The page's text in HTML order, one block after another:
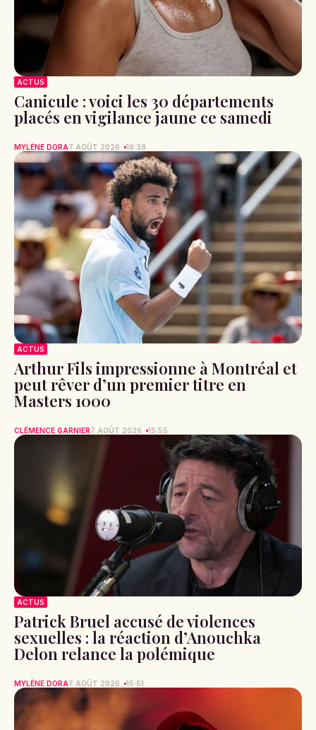
ACTUS
Canicule : voici les 30 départements
placés en vigilance jaune ce samedi
MYLÈNE DORA7 AOÛT 2026 16:38
ACTUS
Arthur Fils impressionne à Montréal et
peut rêver d’un premier titre en
Masters 1000
CLÉMENCE GARNIER7 AOÛT 2026 15:55
ACTUS
Patrick Bruel accusé de violences
sexuelles : la réaction d’Anouchka
Delon relance la polémique
MYLÈNE DORA7 AOÛT 2026 15:51